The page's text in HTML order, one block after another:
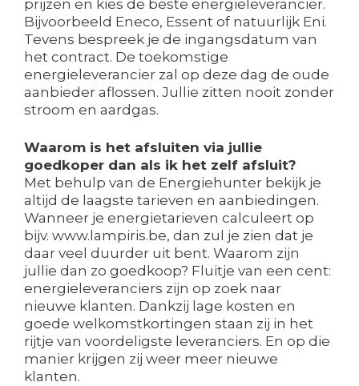
prijzen en kies de beste energieleverancier.
Bijvoorbeeld Eneco, Essent of natuurlijk Eni.
Tevens bespreek je de ingangsdatum van
het contract. De toekomstige
energieleverancier zal op deze dag de oude
aanbieder aflossen. Jullie zitten nooit zonder
stroom en aardgas.
Waarom is het afsluiten via jullie
goedkoper dan als ik het zelf afsluit?
Met behulp van de Energiehunter bekijk je
altijd de laagste tarieven en aanbiedingen.
Wanneer je energietarieven calculeert op
bijv. www.lampiris.be, dan zul je zien dat je
daar veel duurder uit bent. Waarom zijn
jullie dan zo goedkoop? Fluitje van een cent:
energieleveranciers zijn op zoek naar
nieuwe klanten. Dankzij lage kosten en
goede welkomstkortingen staan zij in het
rijtje van voordeligste leveranciers. En op die
manier krijgen zij weer meer nieuwe
klanten.